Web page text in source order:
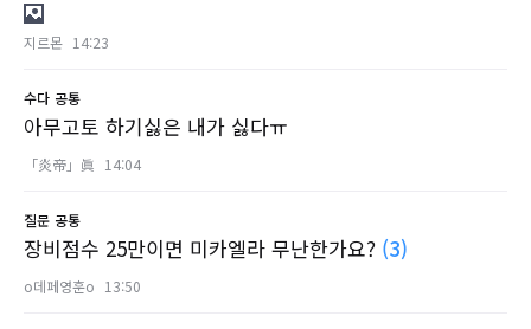
지르몬 14:23
수다 공통
아무고토 하기싫은 내가 싫다ㅠ
「炎帝」眞 14:04
질문 공통
장비점수 25만이면 미카엘라 무난한가요? (3)
o데페영훈o 13:50